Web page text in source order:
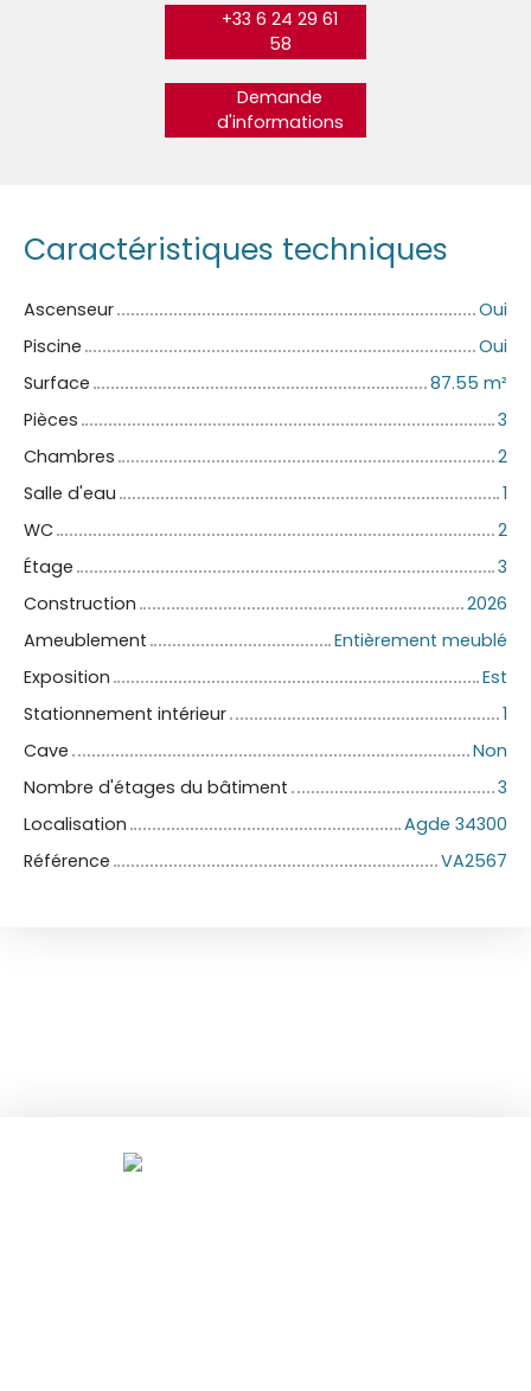
+33 6 24 29 61
58
Demande
d'informations
Caractéristiques techniques
Ascenseur
Oui
Piscine
Oui
Surface
87.55 m²
Pièces
3
Chambres
2
Salle d'eau
1
WC
2
Étage
3
Construction
2026
Ameublement
Entièrement meublé
Exposition
Est
Stationnement intérieur
1
Cave
Non
Nombre d'étages du bâtiment
3
Localisation
Agde 34300
Référence
VA2567